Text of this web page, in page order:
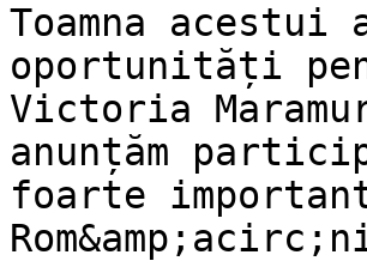
Toamna
oportunități
Victoria
anunțăm
foarte